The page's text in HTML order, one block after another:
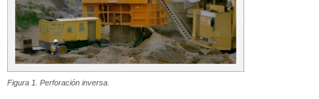
Figura 1. Perforación inversa.